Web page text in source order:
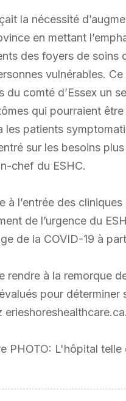
la nécessité
en mettant
des foyers de soins
vulnérables.
comté d’Essex un
qui pourraient être
les patients
sur les besoins
chef du ESHC.
l’entrée des
de l’urgence du
de la COVID-19 à
à la remorque
pour déterminer
PHOTO: L'hôpital